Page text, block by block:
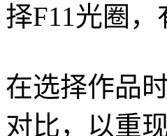
择F11光圈
在选择作品
对比，以重